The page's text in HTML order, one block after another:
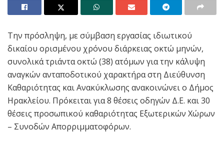
Την πρόσληψη, με σύμβαση εργασίας ιδιωτικού
δικαίου ορισμένου χρόνου διάρκειας οκτώ μηνών,
συνολικά τριάντα οκτώ (38) ατόμων για την κάλυψη
αναγκών ανταποδοτικού χαρακτήρα στη Διεύθυνση
Καθαριότητας και Ανακύκλωσης ανακοινώνει ο Δήμος
Ηρακλείου. Πρόκειται για 8 θέσεις οδηγών Δ.Ε. και 30
θέσεις προσωπικού καθαριότητας Εξωτερικών Χώρων
– Συνοδών Απορριμματοφόρων.